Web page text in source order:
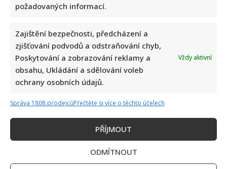
požadovaných informací.
Zajištění bezpečnosti, předcházení a
zjišťování podvodů a odstraňování chyb,
Poskytování a zobrazování reklamy a
obsahu, Ukládání a sdělování voleb
ochrany osobních údajů.
Vždy aktivní
Správa 1808 prodejcůPřečtěte si více o těchto účelech
PŘÍJMOUT
ODMÍTNOUT
Petr Macinka se pochlubil vzácnými fotkami své dcery z
oslavy narozenin: Fanoušci lichotí celé rodině
Leoš Mareš odhalil, kolik stojí synovo studium na Floridě:
Jde o více než milion ročně